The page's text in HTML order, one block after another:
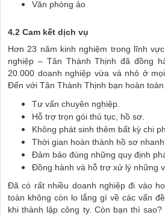
Văn phòng ảo
4.2 Cam kết dịch vụ
Hơn 23 năm kinh nghiệm trong lĩnh
nghiệp – Tân Thành Thịnh đã đồng
20.000 doanh nghiệp vừa và nhỏ ở
Đến với Tân Thành Thịnh bạn hoàn
Tư vấn chuyên nghiệp.
Hỗ trợ trọn gói thủ tục, hồ sơ.
Không phát sinh thêm bất kỳ chi
Thời gian hoàn thành hồ sơ nhanh
Đảm bảo đúng những quy định
Đồng hành và hỗ trợ xử lý những
Đã có rất nhiều doanh nghiệp đi vào
toàn không còn lo lắng gì về các vấn
khi thành lập công ty. Còn bạn thì